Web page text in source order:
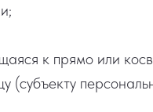
к прямо или
(субъекту